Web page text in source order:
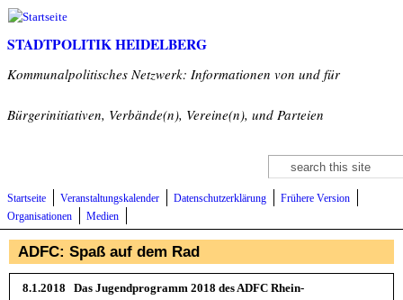
Direkt zum Inhalt
STADTPOLITIK HEIDELBERG
Kommunalpolitisches Netzwerk: Informationen von und für
Bürgerinitiativen, Verbände(n), Vereine(n), und Parteien
Suchformular
Suche
Startseite Veranstaltungskalender Datenschutzerklärung
Frühere Version
Organisationen
Medien
ADFC: Spaß auf dem Rad
8.1.2018 Das Jugendprogramm 2018 des ADFC Rhein-